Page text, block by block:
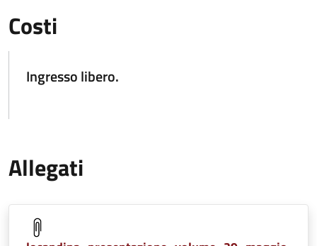
Costi
Ingresso libero.
Allegati